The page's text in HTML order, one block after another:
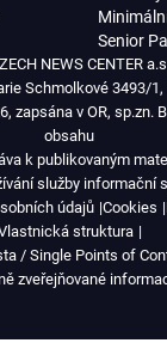
NEWS CENTER
Schmolkové 3493/1,
zapsána v OR, sp.zn.
obsahu
k publikovaným
služby informační
údajů Cookies
struktura
/ Single Points of
zveřejňované
Senior